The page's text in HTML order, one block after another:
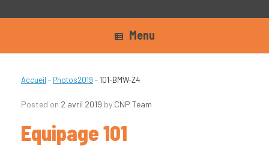
Menu
Accueil - Photos2019 -101-BMW-Z4
Posted on 2 avril 2019 by CNP Team
Equipage 101